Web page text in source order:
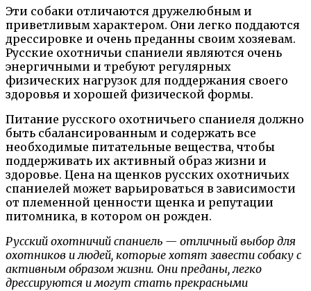
Эти собаки отличаются дружелюбным и
приветливым характером. Они легко поддаются
дрессировке и очень преданны своим хозяевам.
Русские охотничьи спаниели являются очень
энергичными и требуют регулярных
физических нагрузок для поддержания своего
здоровья и хорошей физической формы.
Питание русского охотничьего спаниеля должно
быть сбалансированным и содержать все
необходимые питательные вещества, чтобы
поддерживать их активный образ жизни и
здоровье. Цена на щенков русских охотничьих
спаниелей может варьироваться в зависимости
от племенной ценности щенка и репутации
питомника, в котором он рожден.
Русский охотничий спаниель — отличный выбор для
охотников и людей, которые хотят завести собаку с
активным образом жизни. Они преданы, легко
дрессируются и могут стать прекрасными